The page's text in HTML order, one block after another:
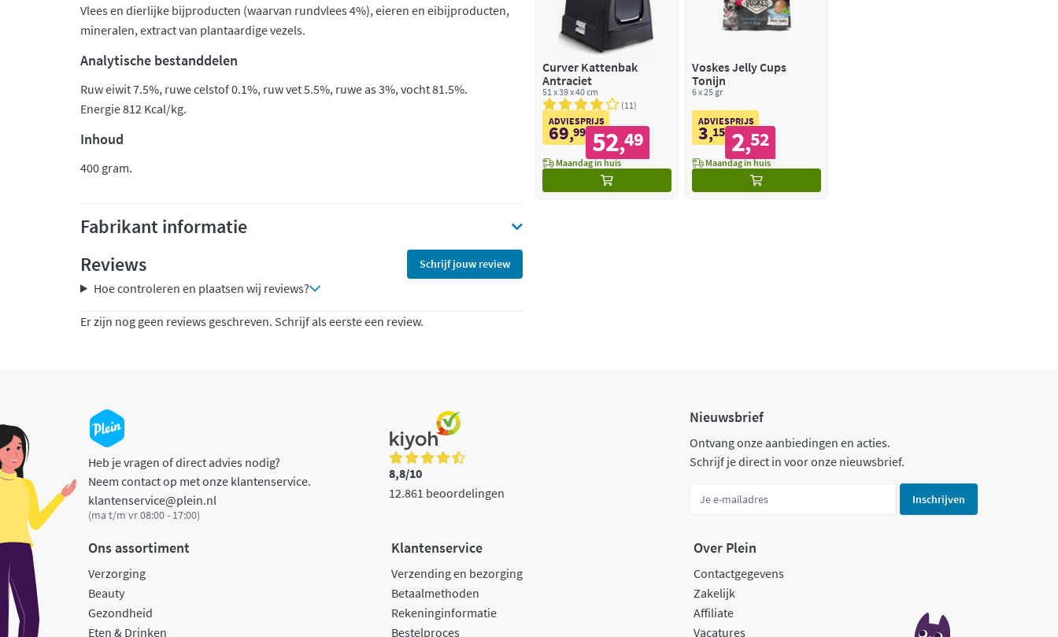
Vlees en dierlijke bijproducten (waarvan rundvlees 4%), eieren en eibijproducten,
mineralen, extract van plantaardige vezels.
Analytische bestanddelen
Ruw eiwit 7.5%, ruwe celstof 0.1%, ruw vet 5.5%, ruwe as 3%, vocht 81.5%.
Energie 812 Kcal/kg.
Inhoud
400 gram.
Fabrikant informatie
Reviews
Schrijf jouw review
Hoe controleren en plaatsen wij reviews?
Er zijn nog geen reviews geschreven. Schrijf als eerste een review.
Curver Kattenbak
Antraciet
51 x 39 x 40 cm
11
ADVIESPRIJS
69,99 52,49
Maandag in huis
Voskes Jelly Cups
Tonijn
6 x 25 gr
ADVIESPRIJS
3,15 2,52
Maandag in huis
Heb je vragen of direct advies nodig?
Neem contact op met onze klantenservice.
klantenservice@plein.nl
(ma t/m vr 08:00 - 17:00)
8,8/10
12.861 beoordelingen
Nieuwsbrief
Ontvang onze aanbiedingen en acties.
Schrijf je direct in voor onze nieuwsbrief.
Inschrijven
Ons assortiment
Verzorging
Beauty
Gezondheid
Eten & Drinken
Klantenservice
Verzending en bezorging
Betaalmethoden
Rekeninginformatie
Bestelproces
Over Plein
Contactgegevens
Zakelijk
Affiliate
Vacatures